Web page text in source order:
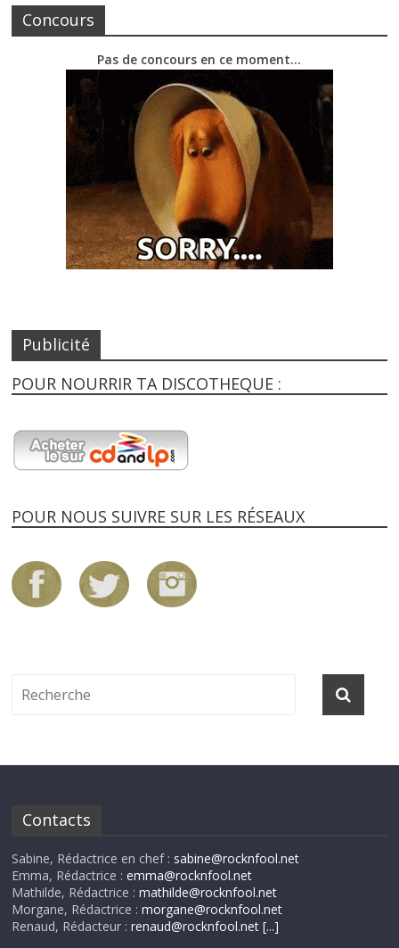
Concours
Pas de concours en ce moment…
Publicité
POUR NOURRIR TA DISCOTHEQUE :
POUR NOUS SUIVRE SUR LES RÉSEAUX
Contacts
Sabine, Rédactrice en chef : sabine@rocknfool.net
Emma, Rédactrice :emma@rocknfool.net
Mathilde, Rédactrice :mathilde@rocknfool.net
Morgane, Rédactrice :morgane@rocknfool.net
Renaud, Rédacteur :renaud@rocknfool.net [...]